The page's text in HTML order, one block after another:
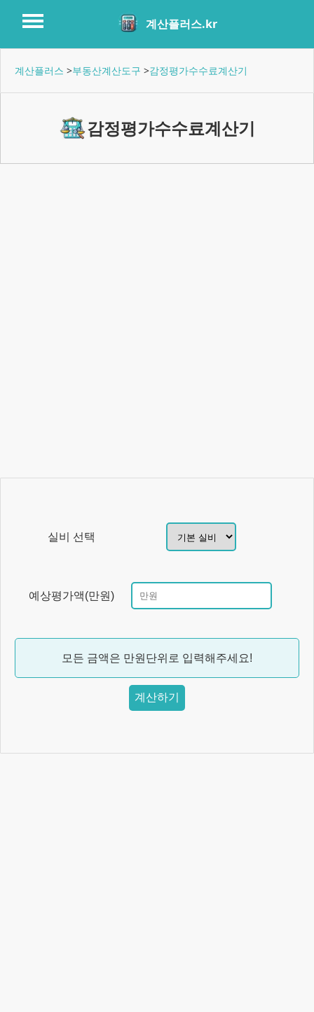
계산플러스.kr
계산플러스 >부동산계산도구 >감정평가수수료계산기
감정평가수수료계산기
실비 선택
예상평가액(만원)
모든 금액은 만원단위로 입력해주세요!
계산하기